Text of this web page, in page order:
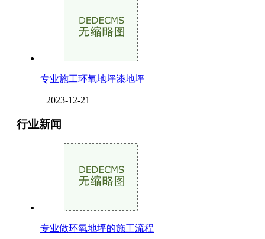
专业施工环氧地坪漆地坪
2023-12-21
行业新闻
专业做环氧地坪的施工流程